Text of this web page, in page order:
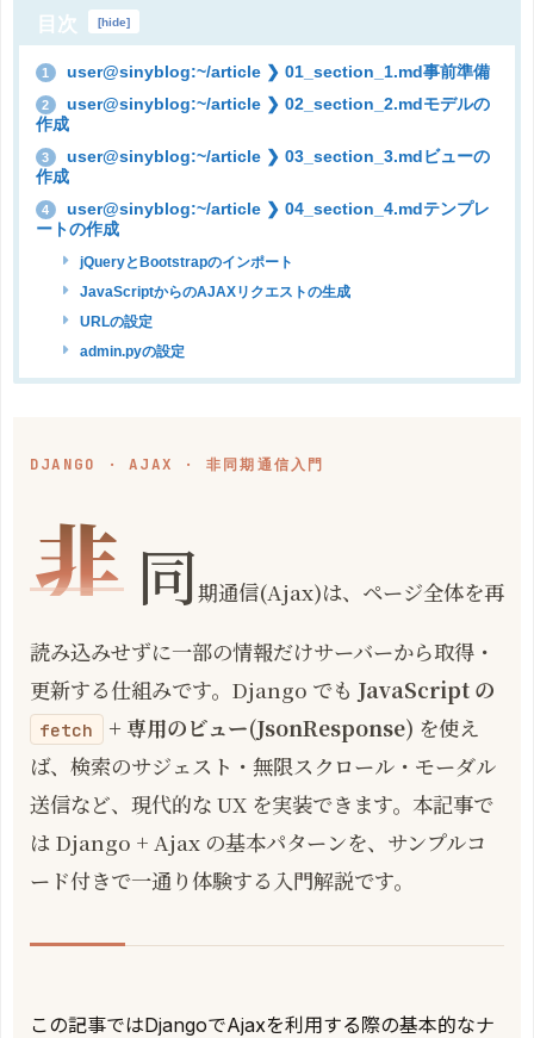
目次 [hide]
1 user@sinyblog:~/article ❯ 01_section_1.md事前準備
2
user@sinyblog:~/article ❯ 02_section_2.mdモデルの
作成
3
user@sinyblog:~/article ❯ 03_section_3.mdビューの
作成
4
user@sinyblog:~/article ❯ 04_section_4.mdテンプレ
ートの作成
jQueryとBootstrapのインポート
JavaScriptからのAJAXリクエストの生成
URLの設定
admin.pyの設定
DJANGO · AJAX · 非同期通信入門
非 同期通信(Ajax)は、ページ全体を再
読み込みせずに一部の情報だけサーバーから取得・
更新する仕組みです。Django でも JavaScript の
fetch + 専用のビュー(JsonResponse) を使え
ば、検索のサジェスト・無限スクロール・モーダル
送信など、現代的な UX を実装できます。本記事で
は Django + Ajax の基本パターンを、サンプルコ
ード付きで一通り体験する入門解説です。
この記事ではDjangoでAjaxを利用する際の基本的なナ